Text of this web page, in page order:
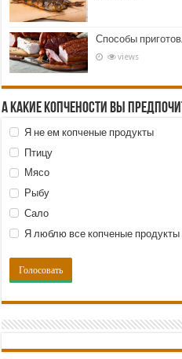
Способы
views
А какие копчености Вы
Я не ем копченые продукты
Птицу
Мясо
Рыбу
Сало
Я люблю все копченые продукты